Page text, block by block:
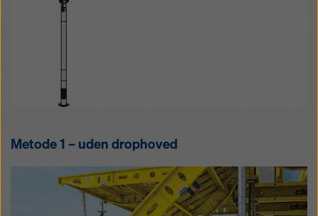
Metode 1 – uden drophoved